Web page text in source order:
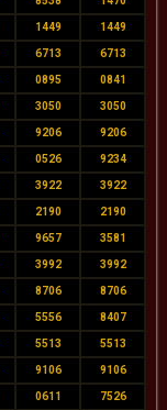
1449 1449
6713 6713
0895 0841
3050 3050
9206 9206
0526 9234
3922 3922
2190 2190
9657 3581
3992 3992
8706 8706
5556 8407
5513 5513
9106 9106
0611 7526